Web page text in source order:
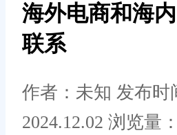
海外电商和海
联系
作者：未知 发布时
2024.12.02 浏览量